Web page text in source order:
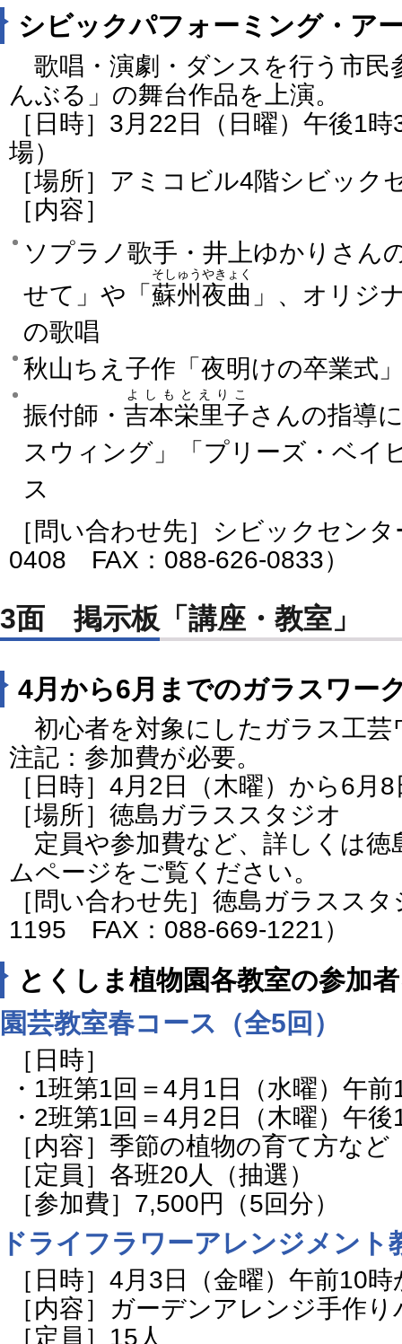
シビックパフォーミング・ア
歌唱・演劇・ダンスを行う市民
んぶる」の舞台作品を上演。
［日時］3月22日（日曜）午後1
場）
［場所］アミコビル4階シビック
［内容］
ソプラノ歌手・井上ゆかりさん
せて」や「 蘇州夜曲
そしゅうやきょく
」、オリジ
の歌唱
秋山ちえ子作「夜明けの卒業式
振付師・ 吉本栄里子
よしもとえりこ
さんの指導
スウィング」「プリーズ・ベイ
ス
［問い合わせ先］シビックセン
0408 FAX：088-626-0833）
3面 掲示板「講座・教室」
4月から6月までのガラスワー
初心者を対象にしたガラス工芸
注記：参加費が必要。
［日時］4月2日（木曜）から6月
［場所］徳島ガラススタジオ
定員や参加費など、詳しくは徳
ムページをご覧ください。
［問い合わせ先］徳島ガラスス
1195 FAX：088-669-1221）
とくしま植物園各教室の参加
園芸教室春コース（全5回）
［日時］
・1班第1回＝4月1日（水曜）午
・2班第1回＝4月2日（木曜）午
［内容］季節の植物の育て方など
［定員］各班20人（抽選）
［参加費］7,500円（5回分）
ドライフラワーアレンジメント
［日時］4月3日（金曜）午前10
［内容］ガーデンアレンジ手作
［定員］15人